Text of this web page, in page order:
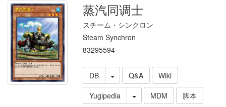
蒸汽同调士
スチーム・シンクロン
Steam Synchron
83295594
DB Q&A
Wiki
Yugipedia
MDM
脚本